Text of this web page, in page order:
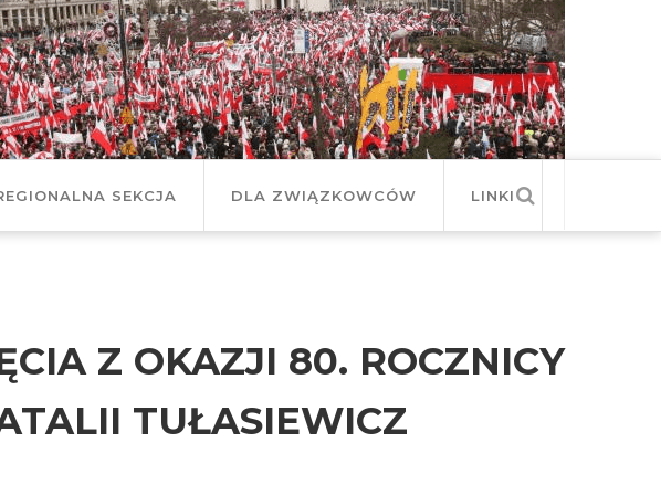
SEKCJA DLA ZWIĄZKOWCÓW LINKI
Z OKAZJI 80. ROCZNICY
TUŁASIEWICZ